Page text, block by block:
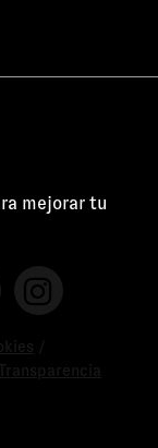
Transparencia
mejorar tu